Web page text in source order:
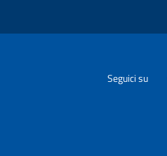
Seguici su